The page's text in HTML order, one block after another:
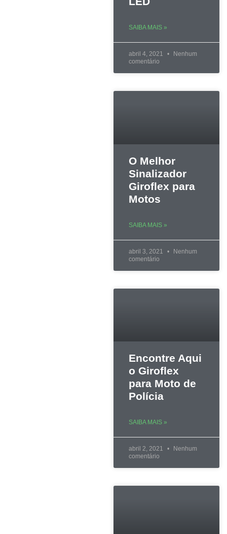
SAIBA MAIS »
abril 4, 2021
Nenhum
comentário
O Melhor
Sinalizador
Giroflex para
Motos
SAIBA MAIS »
abril 3, 2021
Nenhum
comentário
Encontre Aqui
o Giroflex
para Moto de
Polícia
SAIBA MAIS »
abril 2, 2021
Nenhum
comentário